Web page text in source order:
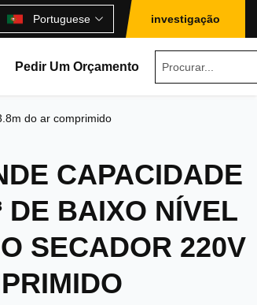
Portuguese investigação
Pedir Um Orçamento
do ar comprimido
CAPACIDADE
DE BAIXO NÍVEL
SECADOR 220V